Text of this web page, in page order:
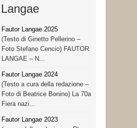
Fautor Langae 2025
(Testo di Ginetto Pellerino –
Foto Stefano Cencio) FAUTOR
LANGAE – N...
Fautor Langae 2024
(Testo a cura della redazione –
Foto di Beatrice Bonino) La 70a
Fiera nazi...
Fautor Langae 2023